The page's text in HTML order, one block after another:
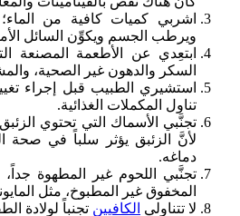
اشربي كميات كافية من
ويرطب الجسم ويكوِّن السائل
ابتعِدي عن الأطعمة المصنعة
السكر والدهون غير الصحية،
استشيري الطبيب قبل إجراء
تناول المكملات الغذائية.
تجنَّبي الأسماك التي تحتوي
لأنَّ الزئبق يؤثر سلباً في صحة
دماغه.
تجنَّبي اللحوم غير المطهوة
المخفوق غير المطبوخ، مثل
لا تتناولي الكافيين تجنباً لولادة